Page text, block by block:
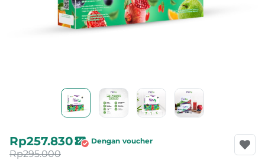
Rp257.830 Dengan voucher
Rp295.000